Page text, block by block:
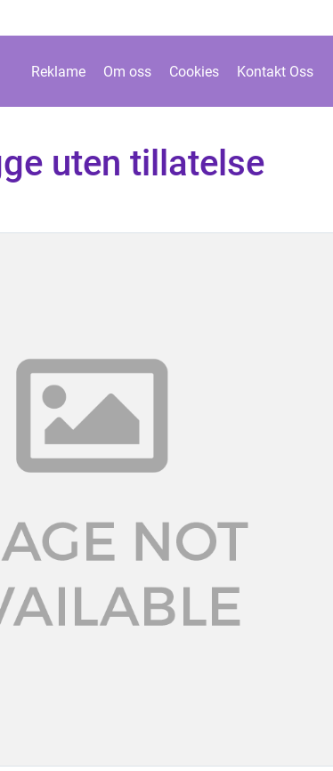
Reklame Om oss Cookies Kontakt Oss
uten tillatelse